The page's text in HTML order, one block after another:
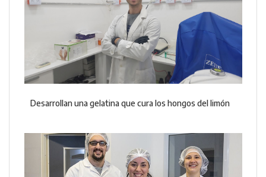
Desarrollan una gelatina que cura los hongos del limón